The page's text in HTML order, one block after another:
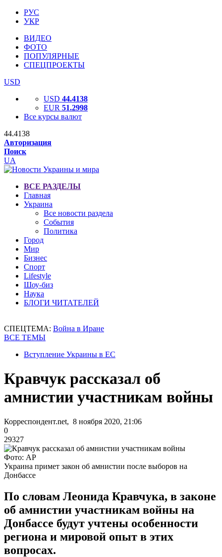
РУС
УКР
ВИДЕО
ФОТО
ПОПУЛЯРНЫЕ
СПЕЦПРОЕКТЫ
USD
USD 44.4138
EUR 51.2998
Все курсы валют
44.4138
Авторизация
Поиск
UA
ВСЕ РАЗДЕЛЫ
Главная
Украина
Все новости раздела
События
Политика
Город
Мир
Бизнес
Спорт
Lifestyle
Шоу-биз
Наука
БЛОГИ ЧИТАТЕЛЕЙ
СПЕЦТЕМА: Война в Иране
ВСЕ ТЕМЫ
Вступление Украины в ЕС
Кравчук рассказал об
амнистии участникам войны
Корреспондент.net, 8 ноября 2020, 21:06
0
29327
Фото: AP
Украина примет закон об амнистии после выборов на
Донбассе
По словам Леонида Кравчука, в законе
об амнистии участникам войны на
Донбассе будут учтены особенности
региона и мировой опыт в этих
вопросах.